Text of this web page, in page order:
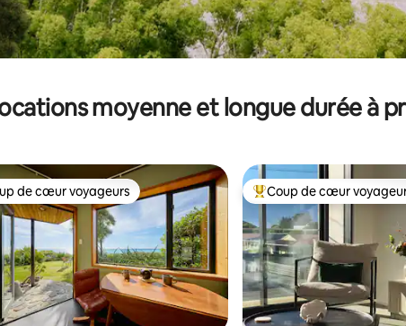
moyenne et longue durée à
de cœur voyageurs
de cœur voyageurs Coups de cœur
Coup de cœur